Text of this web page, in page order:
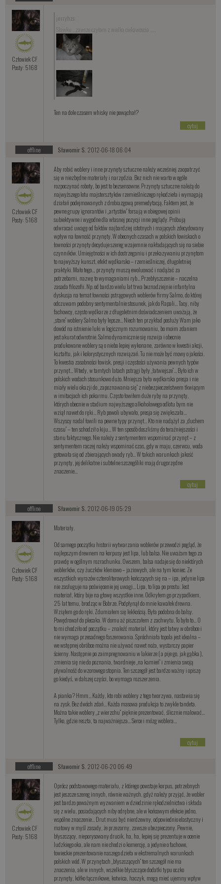
Człowiek CF
Posty: 5168
jerryhzs:
Slawku ...zawsze czytam z wielka ciekawoscia ......
Ten na dole czasem whisky nie powąchał?
cytuj
offline Sławomir S. 2012-06-18 06:04
Człowiek CF
Posty: 5168
Aby robić woblery i inne przynęty sztuczne należy wcześniej zaopatrzyć
się w niezbędne materiały i narzędzia. Bez nich nie warto w ogóle
rozpoczynać roboty, bo jest to bezsensowne. Przynęty sztuczne należą do
najwyższego lotu majstersztyków rzemieślniczego rękodzieła i wymagają
działań podejmowanych z drobiazgową premedytacją. Faktem jest, że
pewne grupy ignorantów i „artystów” forsują w obiegowej opinii
subiektywne i wygodne dla własnej pozycji inne poglądy. Próbują
odwracać uwagę od faktów najbardziej istotnych i mających zdecydowany
wpływ na łowność przynęty. W obecnych czasach w polskich łowiskach o
łowności przynęty decyduje szereg wzajemnie nakładających się na siebie
czynników. Umiejętności w ich dostrzeganiu i przekazywaniu przynętom
to najwyższy kunszt, efekt wędkarsko – rzemieślniczej, długoletniej
praktyki. Mało tego.., przynęty muszą ewoluować i nadążać za
potrzebami, nazwę to wymaganiami ryb… Przebłyszczenie – naczelna
zasada filozofii. Np. od bardzo wielu lat trwa beznadziejnie infantylna
dyskusja na temat łowności pstrągowych woblerów firmy Salmo, do której
odczuwam podobny sentymentalnie stosunek, jak do Rapali… Tacy, niby
fachowcy, często wędkarze z długoletnim doświadczeniem uważają, że
„stare” woblery Salmo były lepsze… Niech ten przykład posłuży Wam jako
dowód na istnienie luki w logicznym rozumowaniu, bo moim zdaniem
jest akurat odwrotnie. Salmo dynamicznie się rozwija i obecnie
produkowane woblery są o niebo lepiej wykonane, zarówno w kwestii akcji,
kształtu, jak i kolorystycznych rozwiązań. Tu nie może być mowy o jakości.
To kwestia zasobności łowisk, presji i częstości używania pewnych typów
przynęt… Wtedy, w tamtych latach pstrągi były „łatwiejsze”… Było ich w
polskich wodach stosunkowo dużo. Mniejsza była wędkarska presja i nie
miały wielu okazji do „zapoznawania się” z niebezpieczeństwem tkwiącym
w imitacjach ich pokarmu. Często łowiłem duże ryby na przynęty,
których obecnie w stadium najwyższego alkoholowego odlotu bym nie
wziął nawet do ręki… Ryb powoli ubywało, presja się zwiększała…
Wszyscy nadal łowili na pewne typy przynęt… Kto nie nadążył za „duchem
czasu” – ten schodził o kiju… W ten sposób doszliśmy do teraźniejszości i
stanu faktycznego. Nie należy z sentymentem wspominać przynęt – z
sentymentem raczej należy wspominać czas, gdy w maju, czerwcu, woda
gotowała się od zbierających owady ryb… W takich warunkach jakość
przynęty, jej delikatne i subtelne szczególiki mają drugorzędne
znaczenie…
cytuj
offline Sławomir S. 2012-06-19 05:29
Człowiek CF
Posty: 5168
Materiały.
Od samego początku historii wytwarzania woblerów przewodzi pogląd, że
najlepszym drewnem na korpusy jest lipa, lub balsa. Nie uważam tego za
prawdę w ogólnym rozrachunku. Owszem, balsa nadaje się do niektórych
woblerków, czy żuczków kleniowo – jaziowych, ale na tym koniec. Ze
wszystkich wyrazów czteroliterowych kończących się na – ipa, jedynie lipa
nie zasługuje na poświęcenie jej uwagi… Lipa, to lipa po prostu. Jest
materiał, który bije na głowę wszystkie inne. Odkryłem go przypadkiem,
25 lat temu, brodząc w Bobrze. Podpłynął do mnie kawałek drewna.
Wziąłem go do ręki. Zdumiałem się lekkością. Była podobna do balsy.
Powędrował do plecaka. W domu aż piszczałem z zachwytu. To było to… O
to mi chodziło od początku – znaleźć materiał, który jest łatwy w obróbce i
nie wymaga przesadnego faszerowania. Spróchniała topola jest idealna –
we wstępnej obróbce można nie używać nawet noża, wystarczy papier
ścierny. Następnie po zaimpregnowaniu w lakierze ( a pije go, jak gąbka ),
zmienia się nie do poznania, twardnieje „na kamień” i zmienia swoją
pływalność do wzorowego stopnia. Ten szczegół jest bardzo ważny i opiszę
go kiedyś, w dalszej części, bo wymaga rozszerzenia.
A pianka? Hmm… Każdy, kto robi woblery z tego tworzywa, nastawia się
na zysk. Bez dwóch zdań… Każda masowa produkcja to zwykle tandeta.
Można takie woblery „z wierzchu” pięknie prezentować, ślicznie malować…
Tylko, gdzie reszta, ta najważniejsza… Serce i mózg woblera…
cytuj
offline Sławomir S. 2012-06-20 06:49
Człowiek CF
Posty: 5168
Oprócz podstawowego materiału, z którego powstaje korpus, potrzebnych
jest jeszcze szereg innych, równie ważnych, gdyż należy przyjąć, że wobler
jest bardzo poważnym wyzwaniem w dziedzinie rękodzielnictwa i składa
się z wielu, posiadających niby odrębne, ale w końcowym efekcie jedno,
wspólne znaczenie… Drut musi być nierdzewny, odpowiednio elastyczny i
matowy w myśl zasady, że przezorny, zawsze ubezpieczony. Pewnie,
błyszczący, nieporysowany drucik, ha, ha, lepiej się prezentuje w ocenie
ludzkiego oka, ale nam nie chodzi o komercję, a jedynie o fachowe,
łowieckie prezentowanie naszego dzieła w ekstremalnych warunkach
polskich wód. W przynętach „błyszczących” ten szczegół nie ma
znaczenia, ale w innych, wszelkie błyszczące dodatki typu oczko
przynęty, kółko łącznikowe, kotwica, haczyk, mogą mieć ujemny wpływ